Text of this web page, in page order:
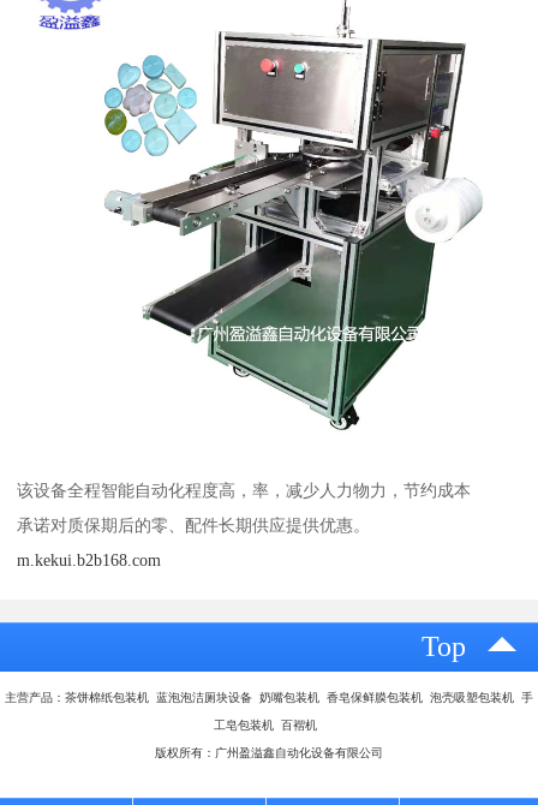
该设备全程智能自动化程度高，率，减少人力物力，节约成本
承诺对质保期后的零、配件长期供应提供优惠。
m.kekui.b2b168.com
Top
主营产品：茶饼棉纸包装机 蓝泡泡洁厕块设备 奶嘴包装机 香皂保鲜膜包装机 泡壳吸塑包装机 手
工皂包装机 百褶机
版权所有：广州盈溢鑫自动化设备有限公司